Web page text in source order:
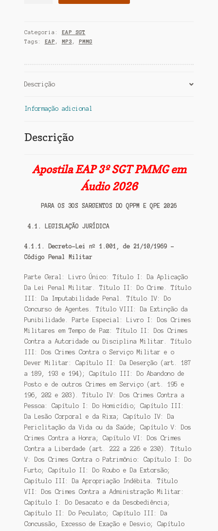
PMMG
em
2026
Categoria:
EAP SGT
Tags:
EAP , MP3 , PMMG
Descrição
Informação adicional
Descrição
Apostila EAP 3º SGT PMMG em
Áudio 2026
PARA OS 3OS SARGENTOS DO QPPM E QPE 2026
4.1. LEGISLAÇÃO JURÍDICA
4.1.1. Decreto-Lei nº 1.001, de 21/10/1969 –
Código Penal Militar
Parte Geral: Livro Único: Título I: Da Aplicação
Da Lei Penal Militar. Título II: Do Crime. Título
III: Da Imputabilidade Penal. Título IV: Do
Concurso de Agentes. Título VIII: Da Extinção da
Punibilidade. Parte Especial: Livro I: Dos Crimes
Militares em Tempo de Paz: Título II: Dos Crimes
Contra a Autoridade ou Disciplina Militar. Título
III: Dos Crimes Contra o Serviço Militar e o
Dever Militar: Capítulo II: Da Deserção (art. 187
a 189, 193 e 194); Capítulo III: Do Abandono de
Posto e de outros Crimes em Serviço (art. 195 e
196, 202 e 203). Título IV: Dos Crimes Contra a
Pessoa: Capítulo I: Do Homicídio; Capítulo III:
Da Lesão Corporal e da Rixa; Capítulo IV: Da
Periclitação da Vida ou da Saúde; Capítulo V: Dos
Crimes Contra a Honra; Capítulo VI: Dos Crimes
Contra a Liberdade (art. 222 a 226 e 230). Título
V: Dos Crimes Contra o Patrimônio: Capítulo I: Do
Furto; Capítulo II: Do Roubo e Da Extorsão;
Capítulo III: Da Apropriação Indébita. Título
VII: Dos Crimes Contra a Administração Militar:
Capítulo I: Do Desacato e da Desobediência;
Capítulo II: Do Peculato; Capítulo III: Da
Concussão, Excesso de Exação e Desvio; Capítulo